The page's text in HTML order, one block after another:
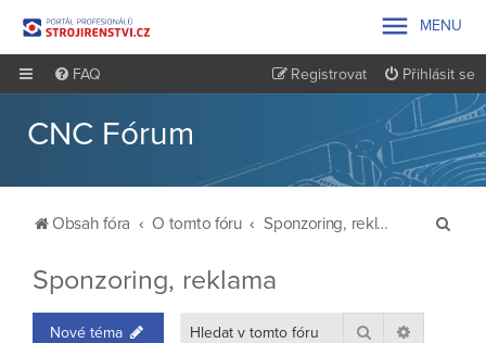
 MENU
FAQ Přihlásit se
Registrovat
CNC Fórum
Obsah fóra O tomto fóru Sponzoring, reklama
Sponzoring, reklama
Nové téma Hledat